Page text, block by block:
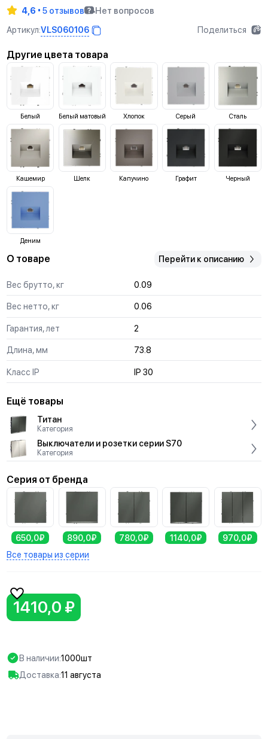
4,6 5 отзывов
Нет вопросов
Артикул:VLS060106 Поделиться
Другие цвета товара
Белый Белый матовый Хлопок Серый Сталь
Кашемир Шелк Капучино Графит Черный
Деним
О товаре Перейти к описанию
Вес брутто, кг 0.09
Вес нетто, кг 0.06
Гарантия, лет 2
Длина, мм 73.8
Класс IP IP 30
Ещё товары
Титан
Категория
Выключатели и розетки серии S70
Категория
Серия от бренда
650,0₽ 890,0₽ 780,0₽ 1140,0₽
970,0₽
Все товары из серии
1410,0 ₽
В наличии:1000шт
Доставка:11 августа